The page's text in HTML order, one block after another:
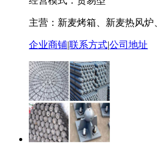
主营：新麦烤箱、新麦热风炉
企业商铺|联系方式|公司地址